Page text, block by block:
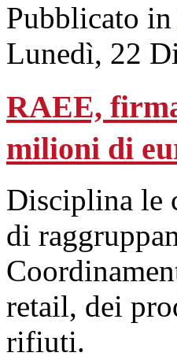
Pubblicato in
Lunedì, 22
RAEE,
milioni di
Disciplina le
di
retail, dei
rifiuti.